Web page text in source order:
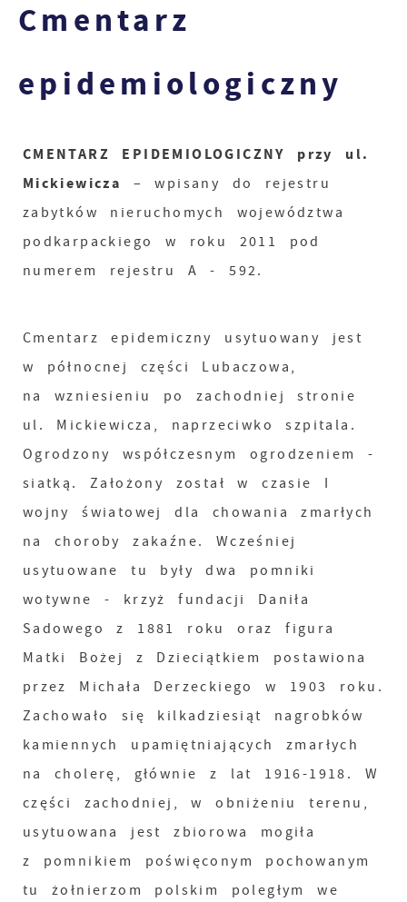
Cmentarz
epidemiologiczny
CMENTARZ EPIDEMIOLOGICZNY przy ul.
Mickiewicza
– wpisany do rejestru
zabytków nieruchomych województwa
podkarpackiego w roku 2011 pod
numerem rejestru A - 592.
Cmentarz epidemiczny usytuowany jest
w północnej części Lubaczowa,
na wzniesieniu po zachodniej stronie
ul. Mickiewicza, naprzeciwko szpitala.
Ogrodzony współczesnym ogrodzeniem -
siatką. Założony został w czasie I
wojny światowej dla chowania zmarłych
na choroby zakaźne. Wcześniej
usytuowane tu były dwa pomniki
wotywne - krzyż fundacji Daniła
Sadowego z 1881 roku oraz figura
Matki Bożej z Dzieciątkiem postawiona
przez Michała Derzeckiego w 1903 roku.
Zachowało się kilkadziesiąt nagrobków
kamiennych upamiętniających zmarłych
na cholerę, głównie z lat 1916-1918. W
części zachodniej, w obniżeniu terenu,
usytuowana jest zbiorowa mogiła
z pomnikiem poświęconym pochowanym
tu żołnierzom polskim poległym we